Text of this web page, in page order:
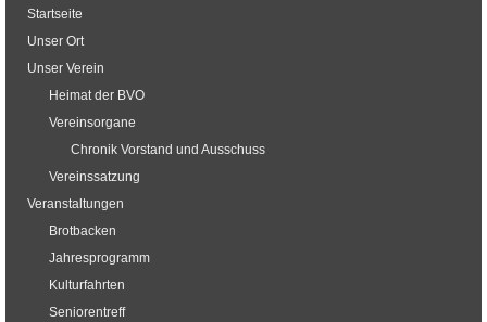
Startseite
Unser Ort
Unser Verein
Heimat der BVO
Vereinsorgane
Chronik Vorstand und Ausschuss
Vereinssatzung
Veranstaltungen
Brotbacken
Jahresprogramm
Kulturfahrten
Seniorentreff